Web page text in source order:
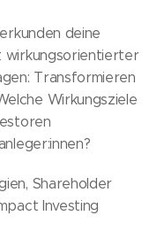
deine
wirkungsorientierter
Transformieren
Wirkungsziele
Shareholder
Investing